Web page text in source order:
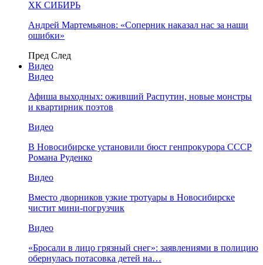
ХК СИБИРЬ
Андрей Мартемьянов: «Соперник наказал нас за наши
ошибки»
Пред След
Видео
Видео
Афиша выходных: оживший Распутин, новые монстры
и квартирник поэтов
Видео
В Новосибирске установили бюст генпрокурора СССР
Романа Руденко
Видео
Вместо дворников узкие тротуары в Новосибирске
чистит мини-погрузчик
Видео
«Бросали в лицо грязный снег»: заявлениями в полицию
обернулась потасовка детей на…